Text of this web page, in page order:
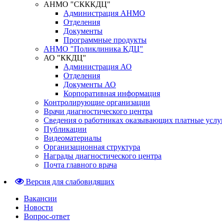
АНМО "СКККДЦ"
Администрация АНМО
Отделения
Документы
Программные продукты
АНМО "Поликлиника КДЦ"
АО "ККДЦ"
Администрация АО
Отделения
Документы АО
Корпоративная информация
Контролирующие организации
Врачи диагностического центра
Сведения о работниках оказывающих платные
Публикации
Видеоматериалы
Организационная структура
Награды диагностического центра
Почта главного врача
Версия для слабовидящих
Вакансии
Новости
Вопрос-ответ